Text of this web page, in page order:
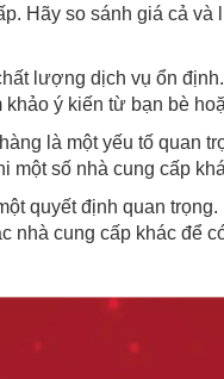
Hãy so sánh giá cả
lượng dịch vụ ổn
ý kiến từ bạn bè
là một yếu tố quan
một số nhà cung cấp
quyết định quan
nhà cung cấp khác để